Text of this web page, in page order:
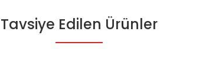
Bu ürüne ilk yorumu siz yapın!
noktaları öneri formunu kullanarak tarafımıza
Tavsiye Edilen Ürünler